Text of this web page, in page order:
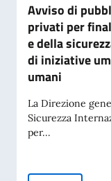
Avviso di
privati per
e della
di iniziative
umani
La Direzione
Sicurezza
per...